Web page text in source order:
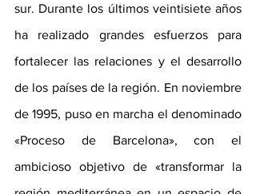
sur. Durante los últimos veintisiete años
ha realizado grandes esfuerzos para
fortalecer las relaciones y el desarrollo
de los países de la región. En noviembre
de 1995, puso en marcha el denominado
«Proceso de Barcelona», con el
ambicioso objetivo de «transformar la